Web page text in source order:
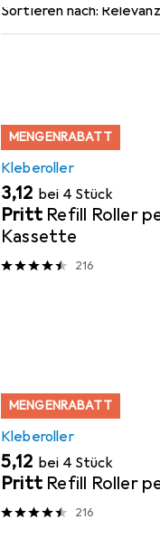
Sortieren nach: Relevanz
MENGENRABATT
Kleberoller
EUR
3,12 bei 4 Stück
Pritt Refill Roller
Kassette
216
MENGENRABATT
Kleberoller
EUR
5,12 bei 4 Stück
Pritt Refill Roller
216